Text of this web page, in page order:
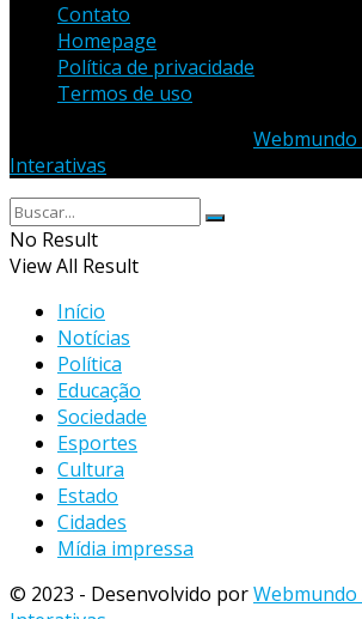
Contato
Homepage
Política de privacidade
Termos de uso
Webmundo
Interativas
No Result
View All Result
Início
Notícias
Política
Educação
Sociedade
Esportes
Cultura
Estado
Cidades
Mídia impressa
© 2023 - Desenvolvido porWebmundo